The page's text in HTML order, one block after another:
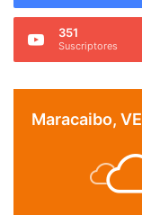
351
Suscriptores
Maracaibo, VE